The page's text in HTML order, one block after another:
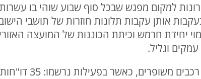
למקום מפגש שבכל סוף שבוע שוהי בו
אותן עקבות תלונות חוזרות של תושבי
יחידת חרמש וכיתת הכוננות של המועצה
וגליל.